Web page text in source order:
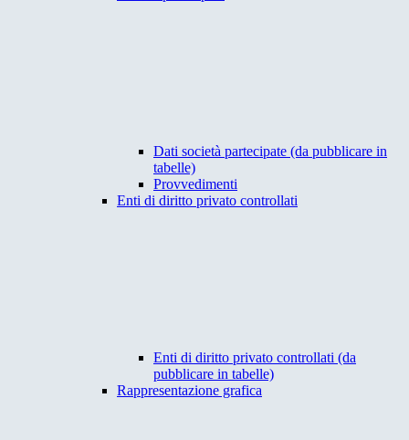
Dati società partecipate (da pubblicare in
tabelle)
Provvedimenti
Enti di diritto privato controllati
Enti di diritto privato controllati (da
pubblicare in tabelle)
Rappresentazione grafica